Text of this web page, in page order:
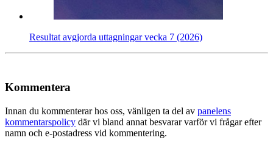
Resultat avgjorda uttagningar vecka 7 (2026)
Kommentera
Innan du kommenterar hos oss, vänligen ta del av panelens
kommentarspolicy där vi bland annat besvarar varför vi frågar efter
namn och e-postadress vid kommentering.